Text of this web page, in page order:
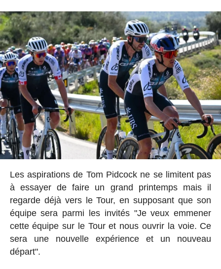
Les aspirations de Tom Pidcock ne se limitent pas
à essayer de faire un grand printemps mais il
regarde déjà vers le Tour, en supposant que son
équipe sera parmi les invités "Je veux emmener
cette équipe sur le Tour et nous ouvrir la voie. Ce
sera une nouvelle expérience et un nouveau
départ".